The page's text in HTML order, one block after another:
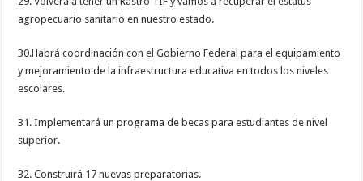
agropecuario sanitario en nuestro estado.
30.Habrá coordinación con el Gobierno Federal para el equipamiento
y mejoramiento de la infraestructura educativa en todos los niveles
escolares.
31. Implementará un programa de becas para estudiantes de nivel
superior.
32. Construirá 17 nuevas preparatorias.